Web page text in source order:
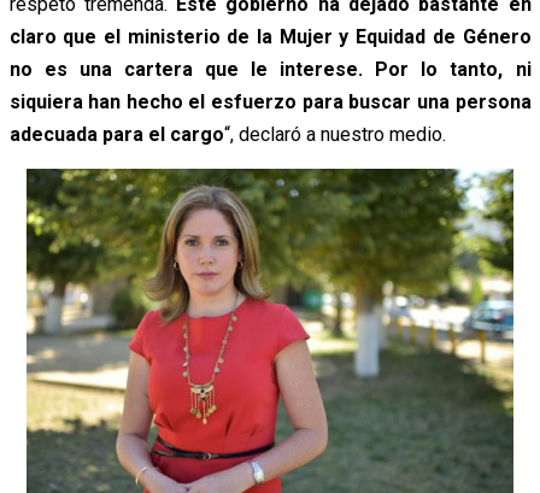
claro que el ministerio de la Mujer y Equidad de Género
no es una cartera que le interese. Por lo tanto, ni
siquiera han hecho el esfuerzo para buscar una persona
adecuada para el cargo“, declaró a nuestro medio.